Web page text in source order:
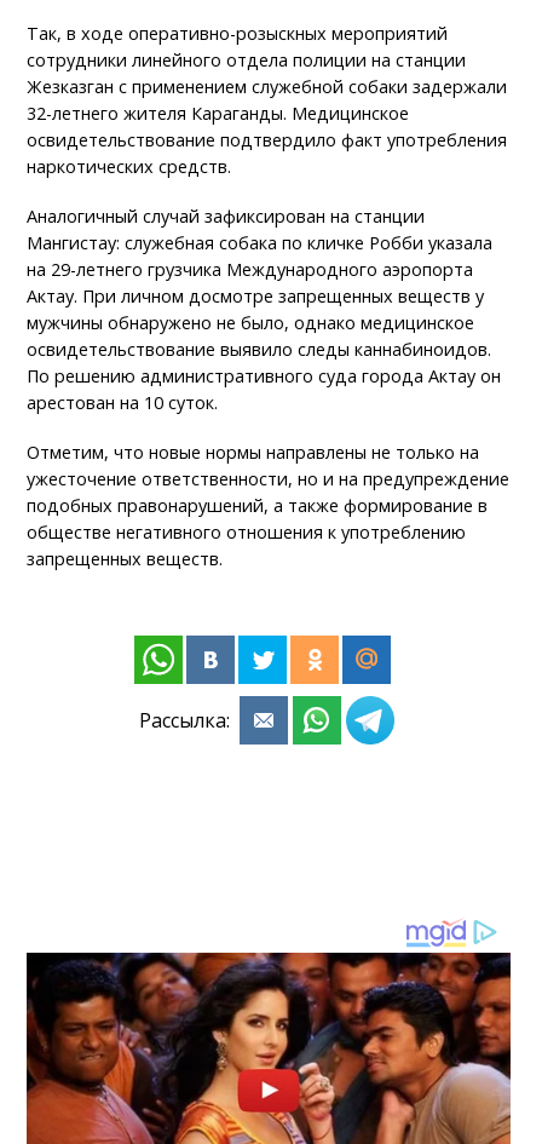
Так, в ходе оперативно-розыскных мероприятий
сотрудники линейного отдела полиции на станции
Жезказган с применением служебной собаки задержали
32-летнего жителя Караганды. Медицинское
освидетельствование подтвердило факт употребления
наркотических средств.
Аналогичный случай зафиксирован на станции
Мангистау: служебная собака по кличке Робби указала
на 29-летнего грузчика Международного аэропорта
Актау. При личном досмотре запрещенных веществ у
мужчины обнаружено не было, однако медицинское
освидетельствование выявило следы каннабиноидов.
По решению административного суда города Актау он
арестован на 10 суток.
Отметим, что новые нормы направлены не только на
ужесточение ответственности, но и на предупреждение
подобных правонарушений, а также формирование в
обществе негативного отношения к употреблению
запрещенных веществ.
Рассылка: